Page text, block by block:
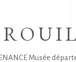
Musée